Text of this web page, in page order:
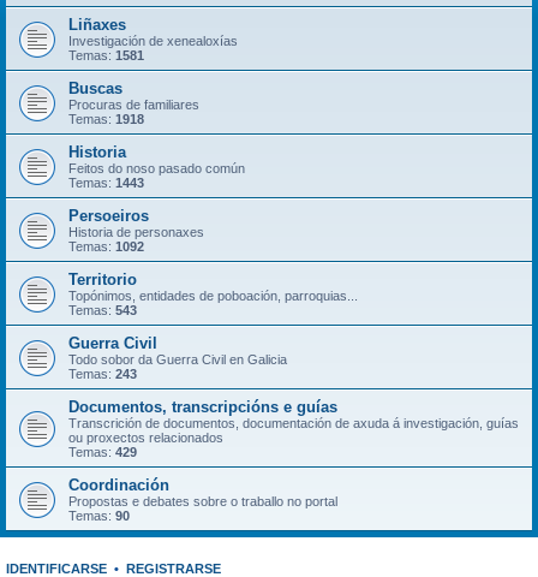
Liñaxes
Investigación de xenealoxías
Temas: 1581
Buscas
Procuras de familiares
Temas: 1918
Historia
Feitos do noso pasado común
Temas: 1443
Persoeiros
Historia de personaxes
Temas: 1092
Territorio
Topónimos, entidades de poboación, parroquias...
Temas: 543
Guerra Civil
Todo sobor da Guerra Civil en Galicia
Temas: 243
Documentos, transcripcións e guías
Transcrición de documentos, documentación de axuda á investigación, guías
ou proxectos relacionados
Temas: 429
Coordinación
Propostas e debates sobre o traballo no portal
Temas: 90
IDENTIFICARSE • REGISTRARSE